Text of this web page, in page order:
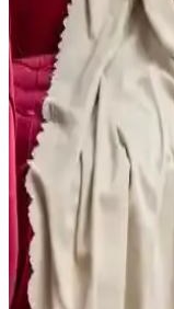
Salon dekorasyonunda
aksesuarlarla mekâna
mavisi tonlarıyla uyum
kolaylığı sunar.
Beyaz ve Gri
ve Temizlik
Beyaz ve gri
dayanıklılık kriterleri
ve kumaş kalitesi
Koltuk Örtüsü
Riselerhome